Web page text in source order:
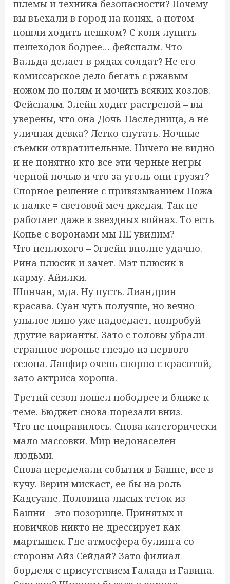
шлемы и техника безопасности? Почему
вы въехали в город на конях, а потом
пошли ходить пешком? С коня лупить
пешеходов бодрее… фейспалм. Что
Вальда делает в рядах солдат? Не его
комиссарское дело бегать с ржавым
ножом по полям и мочить всяких козлов.
Фейспалм. Элейн ходит растрепой – вы
уверены, что она Дочь-Наследница, а не
уличная девка? Легко спутать. Ночные
съемки отвратительные. Ничего не видно
и не понятно кто все эти черные негры
черной ночью и что за уголь они грузят?
Спорное решение с привязыванием Ножа
к палке = световой меч джедая. Так не
работает даже в звездных войнах. То есть
Копье с воронами мы НЕ увидим?
Что неплохого – Эгвейн вполне удачно.
Рина плюсик и зачет. Мэт плюсик в
карму. Айилки.
Шончан, мда. Ну пусть. Лиандрин
красава. Суан чуть получше, но вечно
унылое лицо уже надоедает, попробуй
другие варианты. Зато с головы убрали
странное воронье гнездо из первого
сезона. Ланфир очень спорно с красотой,
зато актриса хороша.
Третий сезон пошел пободрее и ближе к
теме. Бюджет снова порезали вниз.
Что не понравилось. Снова категорически
мало массовки. Мир недонаселен
людьми.
Снова переделали события в Башне, все в
кучу. Верин мискаст, ее бы на роль
Кадсуане. Половина лысых теток из
Башни – это позорище. Принятых и
новичков никто не дрессирует как
мартышек. Где атмосфера булинга со
стороны Айз Сейдай? Зато филиал
борделя с присутствием Галада и Гавина.